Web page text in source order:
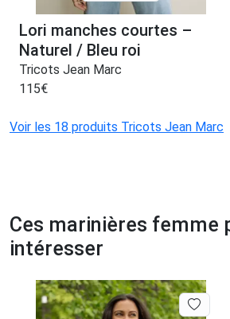
Lori manches courtes –
Naturel / Bleu roi
Tricots Jean Marc
115€
Voir les 18 produits Tricots Jean Marc
Ces marinières femme
intéresser